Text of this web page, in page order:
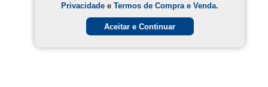
Privacidade e Termos de Compra e Venda.
Aceitar e Continuar